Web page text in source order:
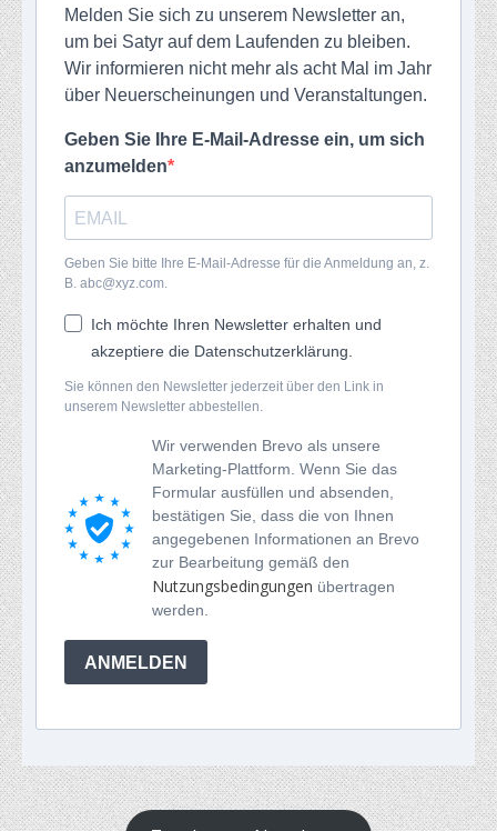
Melden Sie sich zu unserem Newsletter an,
um bei Satyr auf dem Laufenden zu bleiben.
Wir informieren nicht mehr als acht Mal im Jahr
über Neuerscheinungen und Veranstaltungen.
Geben Sie Ihre E-Mail-Adresse ein, um sich
anzumelden
Geben Sie bitte Ihre E-Mail-Adresse für die Anmeldung an, z.
B. abc@xyz.com.
Ich möchte Ihren Newsletter erhalten und
akzeptiere die Datenschutzerklärung.
Sie können den Newsletter jederzeit über den Link in
unserem Newsletter abbestellen.
Wir verwenden Brevo als unsere
Marketing-Plattform. Wenn Sie das
Formular ausfüllen und absenden,
bestätigen Sie, dass die von Ihnen
angegebenen Informationen an Brevo
zur Bearbeitung gemäß den
Nutzungsbedingungen übertragen
werden.
ANMELDEN